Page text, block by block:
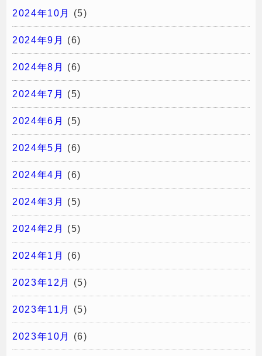
2024年10月 (5)
2024年9月 (6)
2024年8月 (6)
2024年7月 (5)
2024年6月 (5)
2024年5月 (6)
2024年4月 (6)
2024年3月 (5)
2024年2月 (5)
2024年1月 (6)
2023年12月 (5)
2023年11月 (5)
2023年10月 (6)